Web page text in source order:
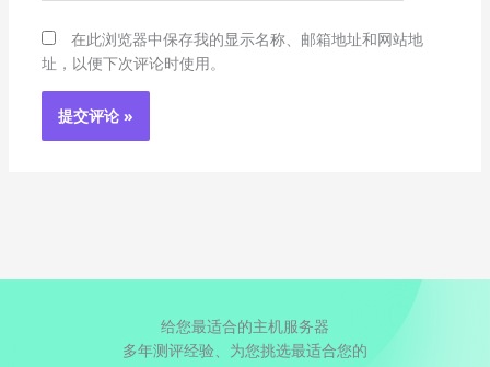
在此浏览器中保存我的显示名称、邮箱地址和网站地
址，以便下次评论时使用。
给您最适合的主机服务器
多年测评经验、为您挑选最适合您的